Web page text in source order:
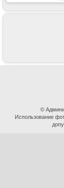
©
Использование